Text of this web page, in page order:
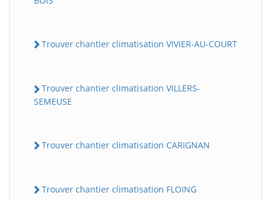
Trouver chantier climatisation VIVIER-AU-COURT
Trouver chantier climatisation VILLERS-
SEMEUSE
Trouver chantier climatisation CARIGNAN
Trouver chantier climatisation FLOING